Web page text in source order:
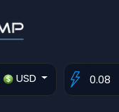
USD